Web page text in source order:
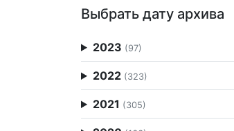
Выбрать дату архива
2023 (97)
2022 (323)
2021 (305)